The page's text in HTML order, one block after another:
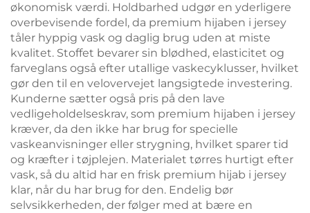
økonomisk værdi. Holdbarhed udgør en yderligere
overbevisende fordel, da premium hijaben i jersey
tåler hyppig vask og daglig brug uden at miste
kvalitet. Stoffet bevarer sin blødhed, elasticitet og
farveglans også efter utallige vaskecyklusser, hvilket
gør den til en velovervejet langsigtede investering.
Kunderne sætter også pris på den lave
vedligeholdelseskrav, som premium hijaben i jersey
kræver, da den ikke har brug for specielle
vaskeanvisninger eller strygning, hvilket sparer tid
og kræfter i tøjplejen. Materialet tørres hurtigt efter
vask, så du altid har en frisk premium hijab i jersey
klar, når du har brug for den. Endelig bør
selvsikkerheden, der følger med at bære en